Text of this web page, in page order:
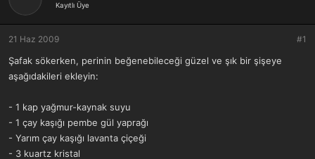
b
a
l
a
n
ı
a
r
i
Kayıtlı Üye
21 Haz 2009 #1
Şafak sökerken, perinin beğenebileceği güzel ve şık bir şişeye
aşağıdakileri ekleyin:
- 1 kap yağmur-kaynak suyu
- 1 çay kaşığı pembe gül yaprağı
- Yarım çay kaşığı lavanta çiçeği
- 3 kuartz kristal